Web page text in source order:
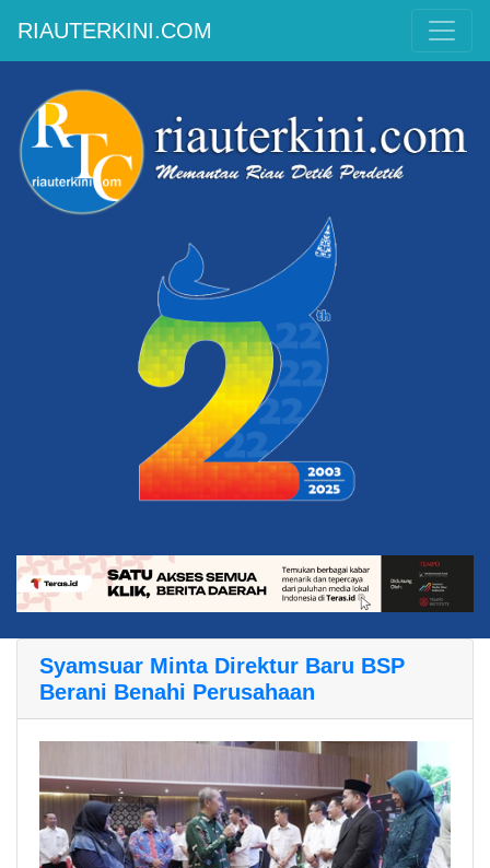
RIAUTERKINI.COM
Syamsuar Minta Direktur Baru BSP
Berani Benahi Perusahaan